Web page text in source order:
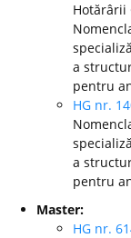
Hotărârii
a
pentru
HG nr.
a
pentru
Master:
HG nr.